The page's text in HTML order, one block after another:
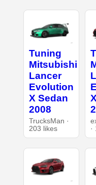
Tuning
Mitsubishi
Lancer
Evolution
X Sedan
2008
TrucksMan ·
203 likes
·